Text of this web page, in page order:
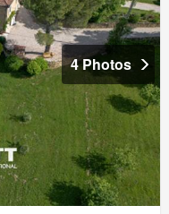
4 Photos